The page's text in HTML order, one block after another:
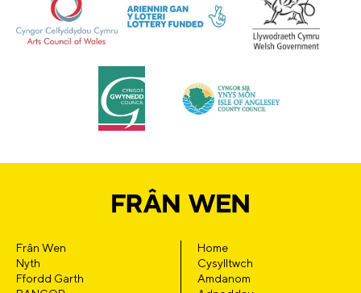
Frân Wen
Nyth
Ffordd Garth
Home
Cysylltwch
Amdanom